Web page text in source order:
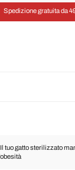
Spedizione gratuita da
Il tuo gatto sterilizzato